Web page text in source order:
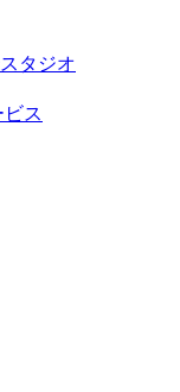
タジオ
ス